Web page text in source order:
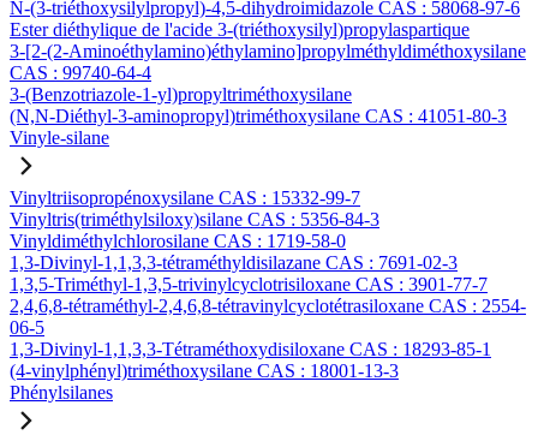
N-(3-triéthoxysilylpropyl)-4,5-dihydroimidazole CAS : 58068-97-6
Ester diéthylique de l'acide 3-(triéthoxysilyl)propylaspartique
3-[2-(2-Aminoéthylamino)éthylamino]propylméthyldiméthoxysilane
CAS : 99740-64-4
3-(Benzotriazole-1-yl)propyltriméthoxysilane
(N,N-Diéthyl-3-aminopropyl)triméthoxysilane CAS : 41051-80-3
Vinyle-silane
Vinyltriisopropénoxysilane CAS : 15332-99-7
Vinyltris(triméthylsiloxy)silane CAS : 5356-84-3
Vinyldiméthylchlorosilane CAS : 1719-58-0
1,3-Divinyl-1,1,3,3-tétraméthyldisilazane CAS : 7691-02-3
1,3,5-Triméthyl-1,3,5-trivinylcyclotrisiloxane CAS : 3901-77-7
2,4,6,8-tétraméthyl-2,4,6,8-tétravinylcyclotétrasiloxane CAS : 2554-
06-5
1,3-Divinyl-1,1,3,3-Tétraméthoxydisiloxane CAS : 18293-85-1
(4-vinylphényl)triméthoxysilane CAS : 18001-13-3
Phénylsilanes